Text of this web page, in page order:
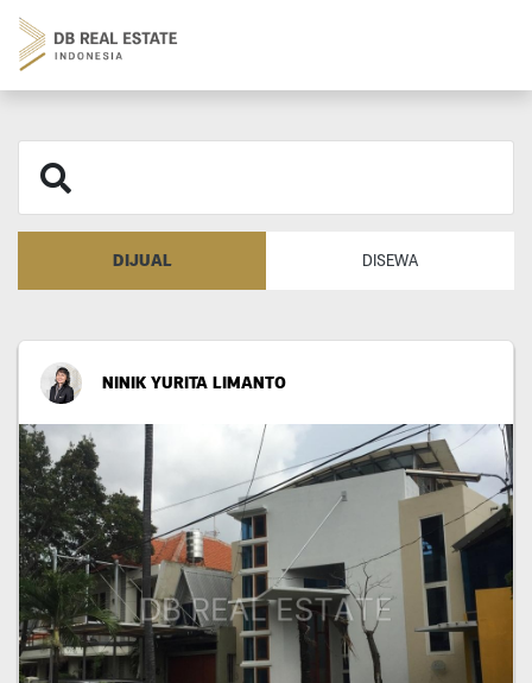
DIJUAL DISEWA
NINIK YURITA LIMANTO